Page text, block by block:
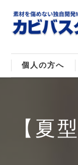
個人の方へ
マンションのカ
【夏